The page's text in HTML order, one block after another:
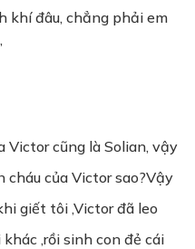
khí đâu, chẳng phải em
Victor cũng là Solian, vậy
của Victor sao?Vậy
giết tôi ,Victor đã leo
,rồi sinh con đẻ cái